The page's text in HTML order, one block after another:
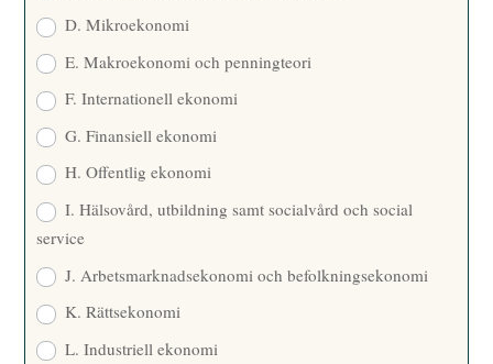
D. Mikroekonomi
E. Makroekonomi och penningteori
F. Internationell ekonomi
G. Finansiell ekonomi
H. Offentlig ekonomi
I. Hälsovård, utbildning samt socialvård och social
service
J. Arbetsmarknadsekonomi och befolkningsekonomi
K. Rättsekonomi
L. Industriell ekonomi